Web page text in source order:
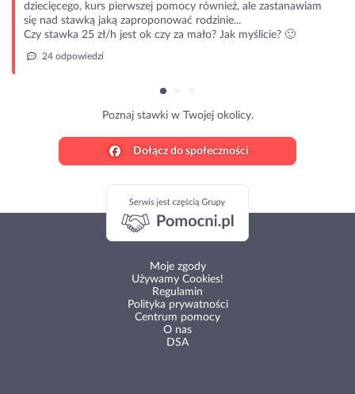
dziecięcego, kurs pierwszej pomocy również, ale zastanawiam
się nad stawką jaką zaproponować rodzinie...
Czy stawka 25 zł/h jest ok czy za mało? Jak myślicie? 🙂
24 odpowiedzi
Poznaj stawki w Twojej okolicy.
Dołącz do społeczności
Moje zgody
Używamy Cookies!
Regulamin
Polityka prywatności
Centrum pomocy
O nas
DSA